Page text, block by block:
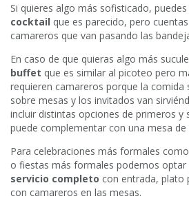
Si quieres algo más sofisticado,
cocktail que es parecido, pero
camareros que van pasando las
En caso de que quieras algo más
buffet que es similar al picoteo pero
requieren camareros porque la comida
sobre mesas y los invitados van
incluir distintas opciones de primeros y
puede complementar con una mesa de
Para celebraciones más formales
o fiestas más formales podemos optar
servicio completo con entrada, plato
con camareros en las mesas.